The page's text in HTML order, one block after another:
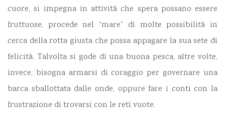
cuore, si impegna in attività che spera possano essere
fruttuose, procede nel “mare” di molte possibilità in
cerca della rotta giusta che possa appagare la sua sete di
felicità. Talvolta si gode di una buona pesca, altre volte,
invece, bisogna armarsi di coraggio per governare una
barca sballottata dalle onde, oppure fare i conti con la
frustrazione di trovarsi con le reti vuote.